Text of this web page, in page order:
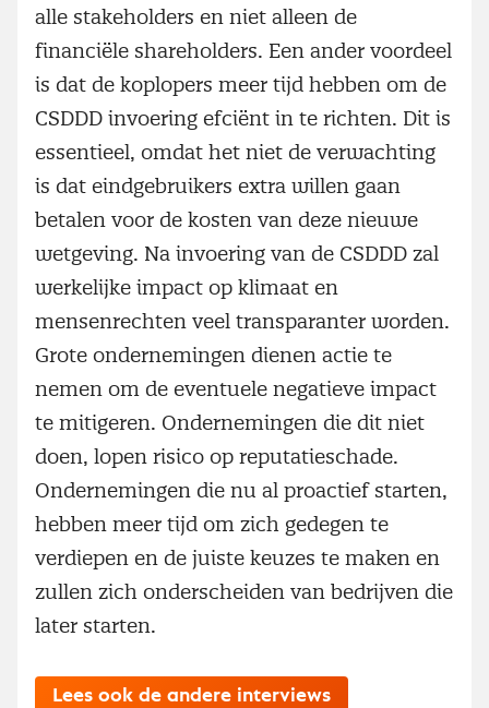
alle stakeholders en niet alleen de
financiële shareholders. Een ander voordeel
is dat de koplopers meer tijd hebben om de
CSDDD invoering efciënt in te richten. Dit is
essentieel, omdat het niet de verwachting
is dat eindgebruikers extra willen gaan
betalen voor de kosten van deze nieuwe
wetgeving. Na invoering van de CSDDD zal
werkelijke impact op klimaat en
mensenrechten veel transparanter worden.
Grote ondernemingen dienen actie te
nemen om de eventuele negatieve impact
te mitigeren. Ondernemingen die dit niet
doen, lopen risico op reputatieschade.
Ondernemingen die nu al proactief starten,
hebben meer tijd om zich gedegen te
verdiepen en de juiste keuzes te maken en
zullen zich onderscheiden van bedrijven die
later starten.
Lees ook de andere interviews